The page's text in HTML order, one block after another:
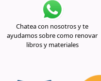
Chatea con nosotros y te
ayudamos sobre como renovar
libros y materiales